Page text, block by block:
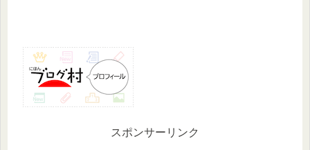
スポンサーリンク